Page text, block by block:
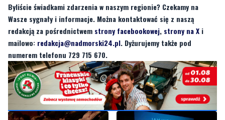
mailowo:redakcja@nadmorski24.pl. Dyżurujemy także pod
numerem telefonu 729 715 670.